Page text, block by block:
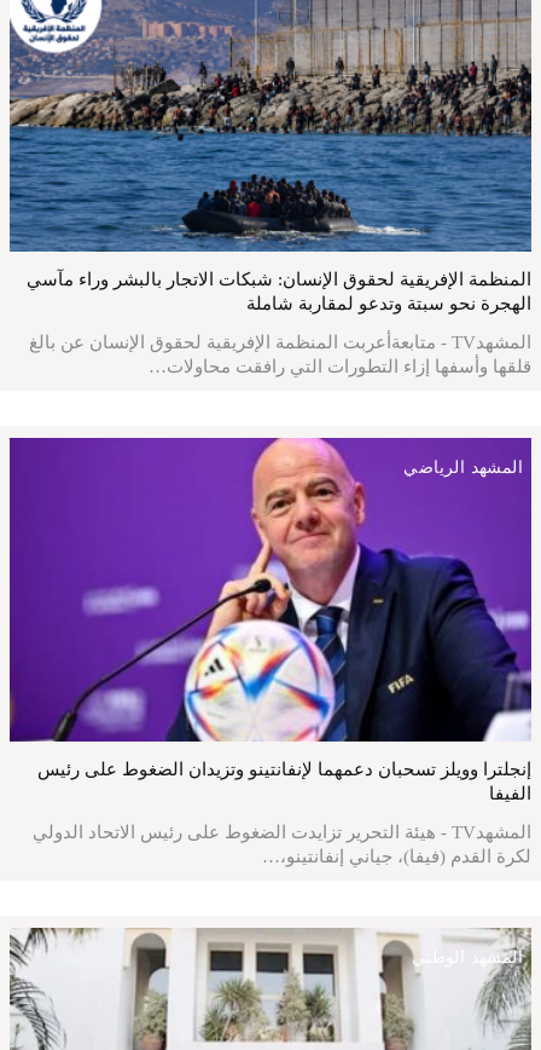
المنظمة الإفريقية لحقوق الإنسان: شبكات الاتجار بالبشر وراء مآسي
الهجرة نحو سبتة وتدعو لمقاربة شاملة
المشهدTV - متابعةأعربت المنظمة الإفريقية لحقوق الإنسان عن بالغ
قلقها وأسفها إزاء التطورات التي رافقت محاولات…
المشهد الرياضي
إنجلترا وويلز تسحبان دعمهما لإنفانتينو وتزيدان الضغوط على رئيس
الفيفا
المشهدTV - هيئة التحرير تزايدت الضغوط على رئيس الاتحاد الدولي
لكرة القدم (فيفا)، جياني إنفانتينو،…
المشهد الوطني